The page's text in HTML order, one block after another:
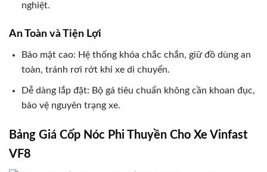
nghiệt.
An Toàn và Tiện Lợi
Bảo mật cao: Hệ thống khóa chắc chắn, giữ đồ dùng an
toàn, tránh rơi rớt khi xe di chuyển.
Dễ dàng lắp đặt: Bộ gá tiêu chuẩn không cần khoan đục,
bảo vệ nguyên trạng xe.
Bảng Giá Cốp Nóc Phi Thuyền Cho Xe Vinfast
VF8